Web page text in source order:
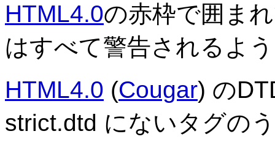
HTML4.0の赤枠で囲ま
はすべて警告されるよ
HTML4.0 (Cougar) の
strict.dtd にないタグの